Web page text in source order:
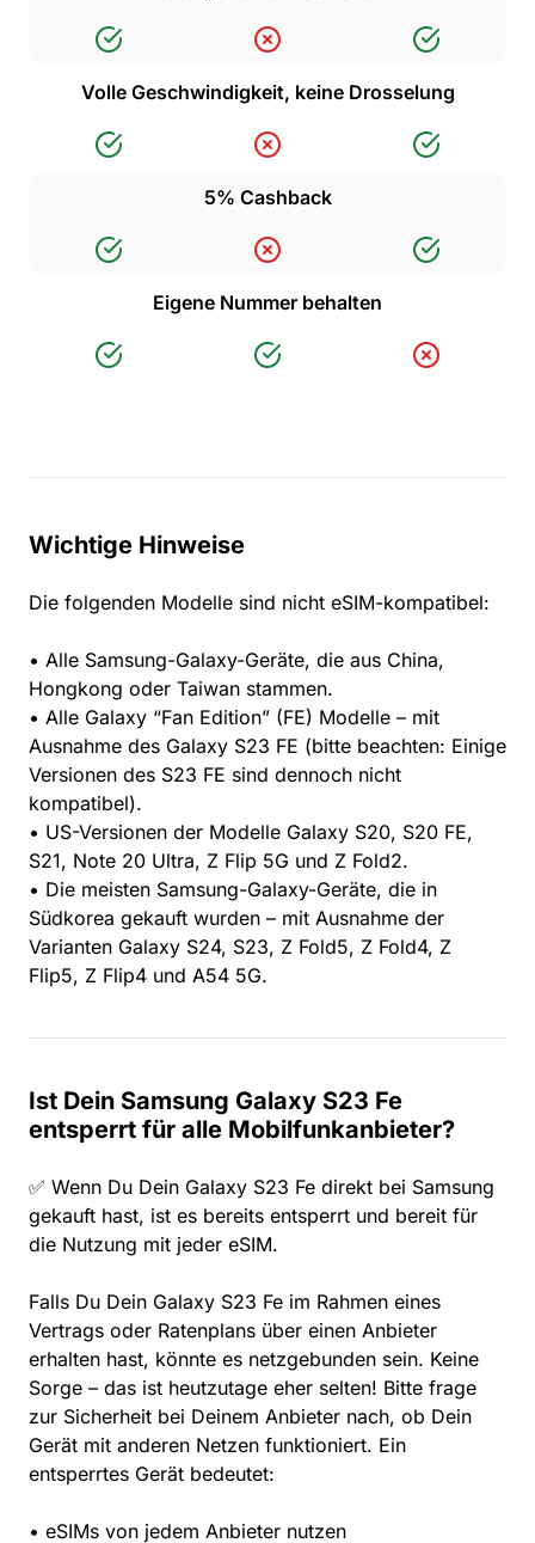
Volle Geschwindigkeit, keine Drosselung
5% Cashback
Eigene Nummer behalten
Wichtige Hinweise
Die folgenden Modelle sind nicht eSIM-kompatibel:
• Alle Samsung-Galaxy-Geräte, die aus China,
Hongkong oder Taiwan stammen.
• Alle Galaxy “Fan Edition” (FE) Modelle – mit
Ausnahme des Galaxy S23 FE (bitte beachten: Einige
Versionen des S23 FE sind dennoch nicht
kompatibel).
• US-Versionen der Modelle Galaxy S20, S20 FE,
S21, Note 20 Ultra, Z Flip 5G und Z Fold2.
• Die meisten Samsung-Galaxy-Geräte, die in
Südkorea gekauft wurden – mit Ausnahme der
Varianten Galaxy S24, S23, Z Fold5, Z Fold4, Z
Flip5, Z Flip4 und A54 5G.
Ist Dein Samsung Galaxy S23 Fe
entsperrt für alle Mobilfunkanbieter?
✅ Wenn Du Dein Galaxy S23 Fe direkt bei Samsung
gekauft hast, ist es bereits entsperrt und bereit für
die Nutzung mit jeder eSIM.
Falls Du Dein Galaxy S23 Fe im Rahmen eines
Vertrags oder Ratenplans über einen Anbieter
erhalten hast, könnte es netzgebunden sein. Keine
Sorge – das ist heutzutage eher selten! Bitte frage
zur Sicherheit bei Deinem Anbieter nach, ob Dein
Gerät mit anderen Netzen funktioniert. Ein
entsperrtes Gerät bedeutet:
• eSIMs von jedem Anbieter nutzen